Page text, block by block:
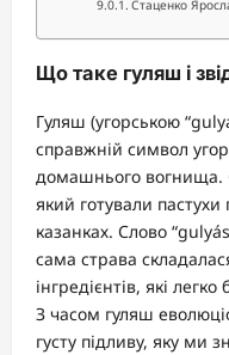
Стаценко
Що таке гуляш і
Гуляш (угорською
справжній символ
домашнього вогнища.
який готували
казанках. Слово
сама страва
інгредієнтів, які
З часом гуляш
густу підливу, яку ми